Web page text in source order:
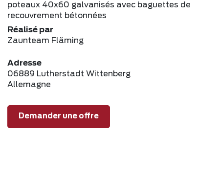
poteaux 40x60 galvanisés avec baguettes de
recouvrement bétonnées
Réalisé par
Zaunteam Fläming
Adresse
06889 Lutherstadt Wittenberg
Allemagne
Demander une offre